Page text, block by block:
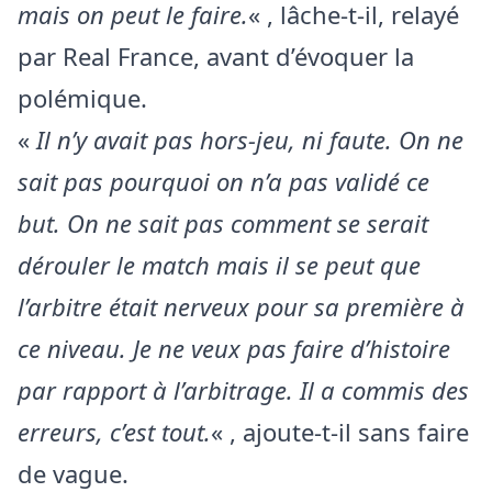
mais on peut le faire.« , lâche-t-il, relayé
par Real France, avant d’évoquer la
polémique.
«Il n’y avait pas hors-jeu, ni faute. On ne
sait pas pourquoi on n’a pas validé ce
but. On ne sait pas comment se serait
dérouler le match mais il se peut que
l’arbitre était nerveux pour sa première à
ce niveau. Je ne veux pas faire d’histoire
par rapport à l’arbitrage. Il a commis des
erreurs, c’est tout.« , ajoute-t-il sans faire
de vague.